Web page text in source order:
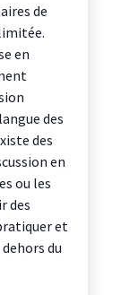
de
en
des
des
en
ou les
des
et
du